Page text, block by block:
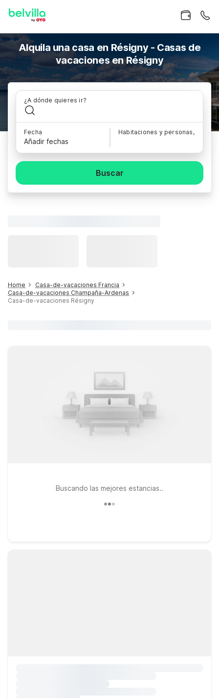
Alquila una casa en Résigny - Casas de
vacaciones en Résigny
¿A dónde quieres ir?
Fecha
Añadir fechas
Habitaciones y personas,
Buscar
Home
Casa-de-vacaciones Francia
Casa-de-vacaciones Champaña-Ardenas
Casa-de-vacaciones Résigny
Buscando las mejores estancias..